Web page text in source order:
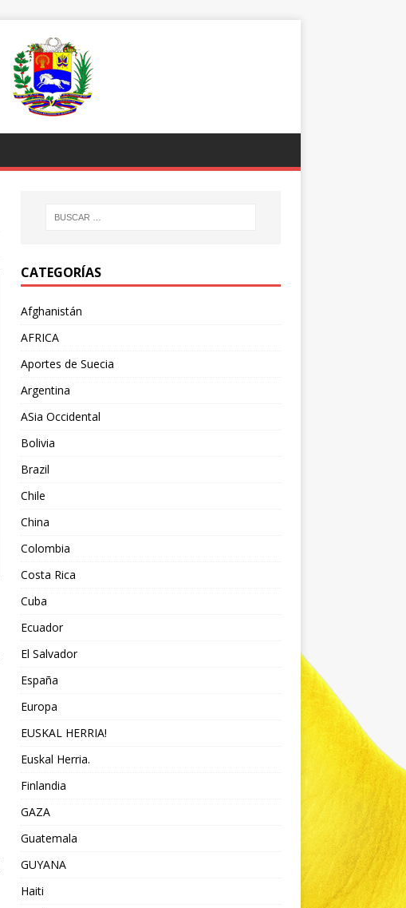
CATEGORÍAS
Afghanistán
AFRICA
Aportes de Suecia
Argentina
ASia Occidental
Bolivia
Brazil
Chile
China
Colombia
Costa Rica
Cuba
Ecuador
El Salvador
España
Europa
EUSKAL HERRIA!
Euskal Herria.
Finlandia
GAZA
Guatemala
GUYANA
Haiti